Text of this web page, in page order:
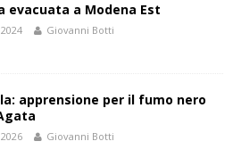
evacuata a Modena Est
Giovanni Botti
apprensione per il fumo nero
Giovanni Botti